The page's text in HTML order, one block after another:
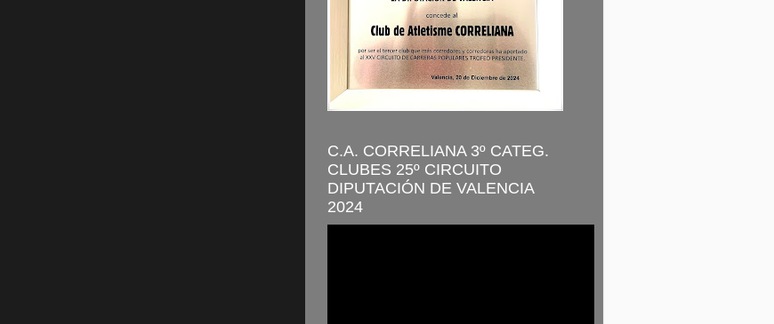
C.A. CORRELIANA 3º CATEG.
CLUBES 25º CIRCUITO
DIPUTACIÓN DE VALENCIA
2024